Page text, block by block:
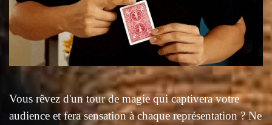
Vous rêvez d'un tour de magie qui captivera votre
audience et fera sensation à chaque représentation ? Ne